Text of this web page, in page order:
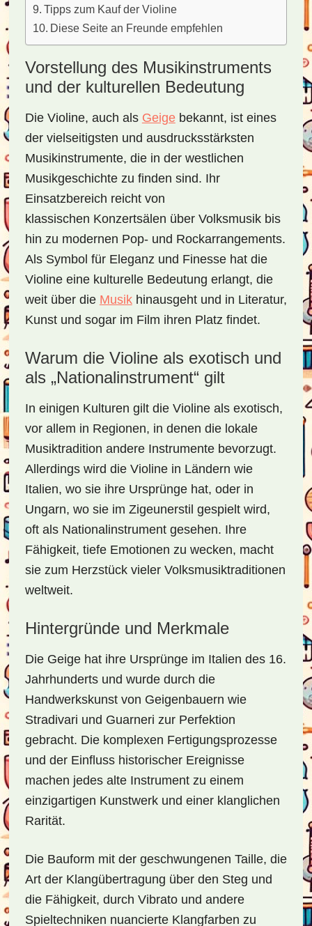
Tipps zum Kauf der Violine
Diese Seite an Freunde empfehlen
Vorstellung des Musikinstruments
und der kulturellen Bedeutung
Die Violine, auch als Geigebekannt, ist eines
der vielseitigsten und ausdrucksstärksten
Musikinstrumente, die in der westlichen
Musikgeschichte zu finden sind. Ihr
Einsatzbereich reicht von
klassischen Konzertsälen über Volksmusik bis
hin zu modernen Pop- und Rockarrangements.
Als Symbol für Eleganz und Finesse hat die
Violine eine kulturelle Bedeutung erlangt, die
weit über die Musikhinausgeht und in Literatur,
Kunst und sogar im Film ihren Platz findet.
Warum die Violine als exotisch und
als „Nationalinstrument“ gilt
In einigen Kulturen gilt die Violine als exotisch,
vor allem in Regionen, in denen die lokale
Musiktradition andere Instrumente bevorzugt.
Allerdings wird die Violine in Ländern wie
Italien, wo sie ihre Ursprünge hat, oder in
Ungarn, wo sie im Zigeunerstil gespielt wird,
oft als Nationalinstrument gesehen. Ihre
Fähigkeit, tiefe Emotionen zu wecken, macht
sie zum Herzstück vieler Volksmusiktraditionen
weltweit.
Hintergründe und Merkmale
Die Geige hat ihre Ursprünge im Italien des 16.
Jahrhunderts und wurde durch die
Handwerkskunst von Geigenbauern wie
Stradivari und Guarneri zur Perfektion
gebracht. Die komplexen Fertigungsprozesse
und der Einfluss historischer Ereignisse
machen jedes alte Instrument zu einem
einzigartigen Kunstwerk und einer klanglichen
Rarität.
Die Bauform mit der geschwungenen Taille, die
Art der Klangübertragung über den Steg und
die Fähigkeit, durch Vibrato und andere
Spieltechniken nuancierte Klangfarben zu